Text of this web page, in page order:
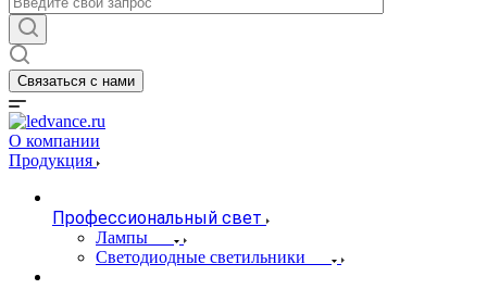
Связаться с нами
О компании
Продукция
Профессиональный свет
Лампы
Светодиодные светильники